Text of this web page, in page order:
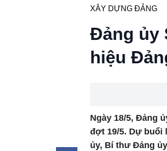
XÂY DỰNG ĐẢNG
Đảng ủy
hiệu
Ngày 18/5, Đảng
đợt 19/5. Dự buổi
ủy, Bí thư Đảng